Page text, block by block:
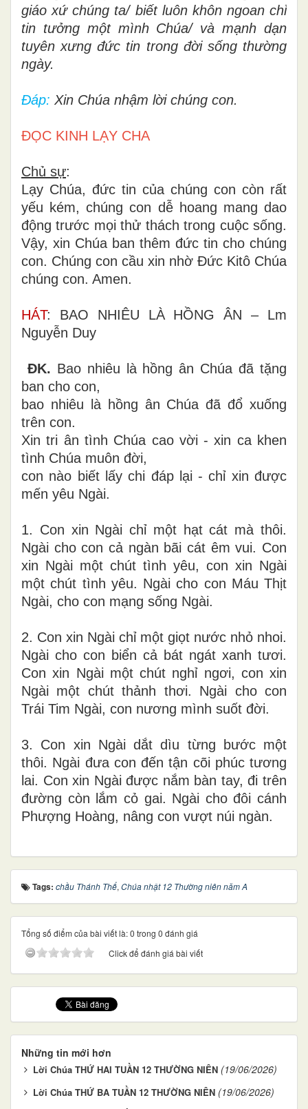
giáo xứ chúng ta/ biết luôn khôn ngoan chỉ
tin tưởng một mình Chúa/ và mạnh dạn
tuyên xưng đức tin trong đời sống thường
ngày.
Đáp: Xin Chúa nhậm lời chúng con.
ĐỌC KINH LẠY CHA
Chủ sự:
Lạy Chúa, đức tin của chúng con còn rất
yếu kém, chúng con dễ hoang mang dao
động trước mọi thử thách trong cuộc sống.
Vậy, xin Chúa ban thêm đức tin cho chúng
con. Chúng con cầu xin nhờ Đức Kitô Chúa
chúng con. Amen.
HÁT: BAO NHIÊU LÀ HỒNG ÂN – Lm
Nguyễn Duy
ĐK. Bao nhiêu là hồng ân Chúa đã tặng
ban cho con,
bao nhiêu là hồng ân Chúa đã đổ xuống
trên con.
Xin tri ân tình Chúa cao vời - xin ca khen
tình Chúa muôn đời,
con nào biết lấy chi đáp lại - chỉ xin được
mến yêu Ngài.
1. Con xin Ngài chỉ một hạt cát mà thôi.
Ngài cho con cả ngàn bãi cát êm vui. Con
xin Ngài một chút tình yêu, con xin Ngài
một chút tình yêu. Ngài cho con Máu Thịt
Ngài, cho con mạng sống Ngài.
2. Con xin Ngài chỉ một giọt nước nhỏ nhoi.
Ngài cho con biển cả bát ngát xanh tươi.
Con xin Ngài một chút nghỉ ngơi, con xin
Ngài một chút thảnh thơi. Ngài cho con
Trái Tim Ngài, con nương mình suốt đời.
3. Con xin Ngài dắt dìu từng bước một
thôi. Ngài đưa con đến tận cõi phúc tương
lai. Con xin Ngài được nắm bàn tay, đi trên
đường còn lắm cỏ gai. Ngài cho đôi cánh
Phượng Hoàng, nâng con vượt núi ngàn.
Tags: chầu Thánh Thể, Chúa nhật 12 Thường niên năm A
Tổng số điểm của bài viết là: 0 trong 0 đánh giá
Click để đánh giá bài viết
Những tin mới hơn
Lời Chúa THỨ HAI TUẦN 12 THƯỜNG NIÊN (19/06/2026)
Lời Chúa THỨ BA TUẦN 12 THƯỜNG NIÊN (19/06/2026)